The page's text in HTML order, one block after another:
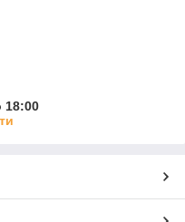
18:00